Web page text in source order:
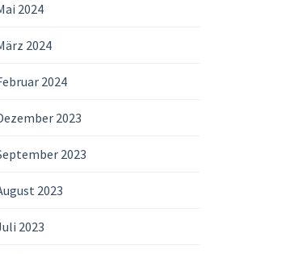
2024
2024
2024
2023
2023
2023
2023